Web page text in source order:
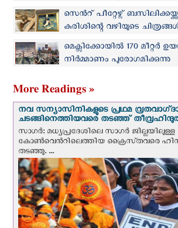
വിചിന്തനങ്ങൾ 33
സെന്‍റ് പീറ്റേഴ്സ്
കുരിശിന്റെ വഴിയുടെ
മെക്സിക്കോയില്‍ 170 മീറ്റർ
നിർമ്മാണം പുരോഗമിക്കുന്നു
More Readings »
നവ സന്യാസിനികളുടെ പ്രഥമ
ചടങ്ങിനെത്തിയവരെ തടഞ്ഞ്
സാഗർ: മധ്യപ്രദേശിലെ സാഗർ ജില്ലയിലുള്ള
കോൺവെന്‍റിലെത്തിയ ക്രൈസ്‌തവരെ
തടഞ്ഞു. ...